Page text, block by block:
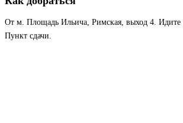
От м. Площадь Ильича, Римская, выход 4. Идите
Пункт сдачи.